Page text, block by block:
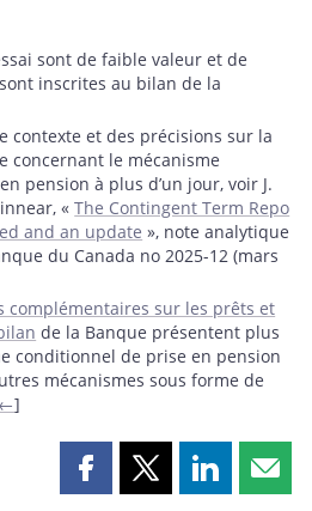
sont de faible valeur et de
inscrites au bilan de la
contexte et des précisions sur la
concernant le mécanisme
pension à plus d’un jour, voir J.
«The Contingent Term Repo
and an update », note analytique
du Canada no 2025-12 (mars
complémentaires sur les prêts et
de la Banque présentent plus
conditionnel de prise en pension
mécanismes sous forme de
←]
PartagerPartagerPartager